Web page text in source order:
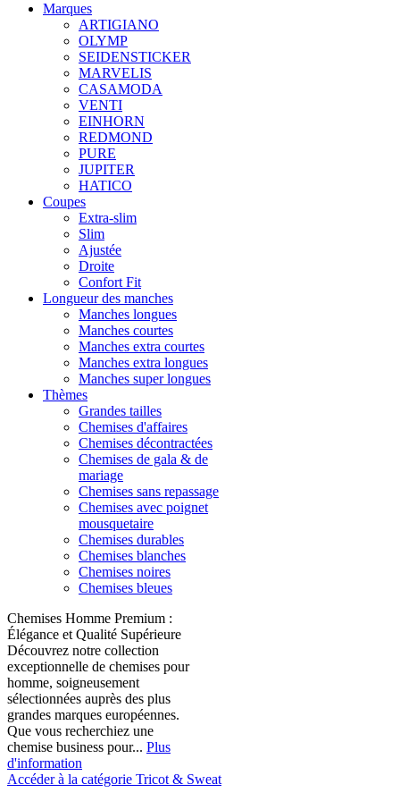
Marques
ARTIGIANO
OLYMP
SEIDENSTICKER
MARVELIS
CASAMODA
VENTI
EINHORN
REDMOND
PURE
JUPITER
HATICO
Coupes
Extra-slim
Slim
Ajustée
Droite
Confort Fit
Longueur des manches
Manches longues
Manches courtes
Manches extra courtes
Manches extra longues
Manches super longues
Thèmes
Grandes tailles
Chemises d'affaires
Chemises décontractées
Chemises de gala & de
mariage
Chemises sans repassage
Chemises avec poignet
mousquetaire
Chemises durables
Chemises blanches
Chemises noires
Chemises bleues
Chemises Homme Premium :
Élégance et Qualité Supérieure
Découvrez notre collection
exceptionnelle de chemises pour
homme, soigneusement
sélectionnées auprès des plus
grandes marques européennes.
Que vous recherchiez une
chemise business pour... Plus
d'information
Accéder à la catégorie Tricot & Sweat